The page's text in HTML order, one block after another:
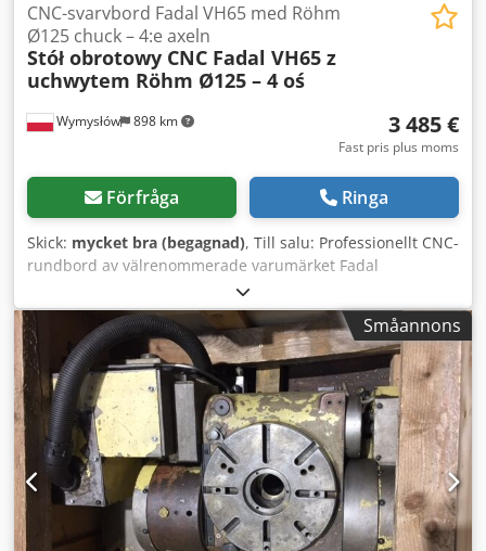
Wymysłów 898 km
CNC-svarvbord Fadal VH65 med Röhm
Ø125 chuck – 4:e axeln
Stół obrotowy CNC Fadal VH65 z
uchwytem Röhm Ø125 – 4 oś
3 485 €
Fast pris plus moms
Förfråga Ringa
Skick: mycket bra (begagnad), Till salu: Professionellt CNC-
rundbord av välrenommerade varumärket Fadal
Engineering (USA, dotterbolag till Giddings & Lewis Inc.),
modell VH65. Utrustad med Röhm ZG Ø125 mm
svarvchuck, vilket avsevärt ökar användningsområdets
mångsidighet. Tekniska specifikationer: • Modell: VH65 •
Planskivans diameter: 165 mm (6,5”) • Utväxling: 90:1 •
Pneumatisk broms (M60 PÅ / M61 AV) • Röhm ZG Ø125 mm
svarvchuck – max 4000 rpm, vridmoment 80 Nm •
Serienummer: 6660297 • Industriell flerpolig anslutning
Skick: Begagnad, fullt fungerande mekaniskt, normala
bruksspår. Robust, tung konstruktion – garanti för
precision och lång livslängd. Klar att användas som extra
4:e axel i ett bearbetningscenter. Dsdpfxsw R Syij Akqjkr
Småannons